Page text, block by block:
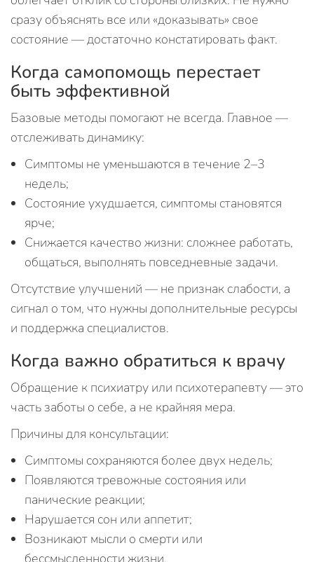
сразу объяснять все или «доказывать» свое
состояние — достаточно констатировать факт.
Когда самопомощь перестает
быть эффективной
Базовые методы помогают не всегда. Главное —
отслеживать динамику:
Симптомы не уменьшаются в течение 2–3
недель;
Состояние ухудшается, симптомы становятся
ярче;
Снижается качество жизни: сложнее работать,
общаться, выполнять повседневные задачи.
Отсутствие улучшений — не признак слабости, а
сигнал о том, что нужны дополнительные ресурсы
и поддержка специалистов.
Когда важно обратиться к врачу
Обращение к психиатру или психотерапевту — это
часть заботы о себе, а не крайняя мера.
Причины для консультации:
Симптомы сохраняются более двух недель;
Появляются тревожные состояния или
панические реакции;
Нарушается сон или аппетит;
Возникают мысли о смерти или
бессмысленности жизни.